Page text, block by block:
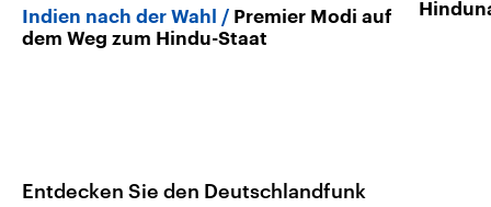
Indien nach der Wahl
Premier Modi auf
dem Weg zum Hindu-Staat
Entdecken Sie den Deutschlandfunk